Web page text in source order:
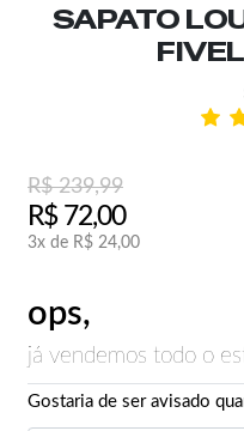
SAPATO
R$239,99
R$72,00
3x de R$ 24,00
ops,
já vendemos todo o
Gostaria de ser avisado